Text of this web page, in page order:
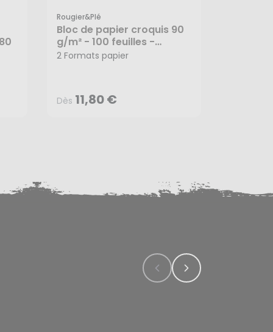
Rougier&plé
Bloc de papier croquis 90
g/m² - 100 feuilles -
Rougier&Plé
2 Formats papier
Dès 11,80 €
Dès11,80 €